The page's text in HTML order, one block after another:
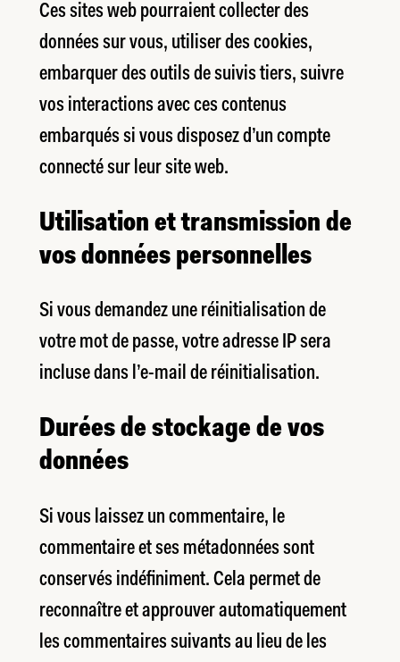
Ces sites web pourraient collecter des
données sur vous, utiliser des cookies,
embarquer des outils de suivis tiers, suivre
vos interactions avec ces contenus
embarqués si vous disposez d’un compte
connecté sur leur site web.
Utilisation et transmission de
vos données personnelles
Si vous demandez une réinitialisation de
votre mot de passe, votre adresse IP sera
incluse dans l’e-mail de réinitialisation.
Durées de stockage de vos
données
Si vous laissez un commentaire, le
commentaire et ses métadonnées sont
conservés indéfiniment. Cela permet de
reconnaître et approuver automatiquement
les commentaires suivants au lieu de les